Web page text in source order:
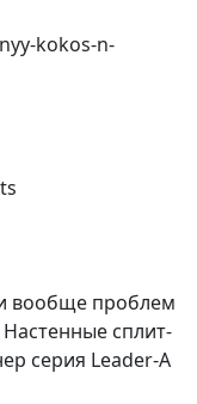
kokos-n-
вообще проблем
Настенные сплит-
серия Leader-A